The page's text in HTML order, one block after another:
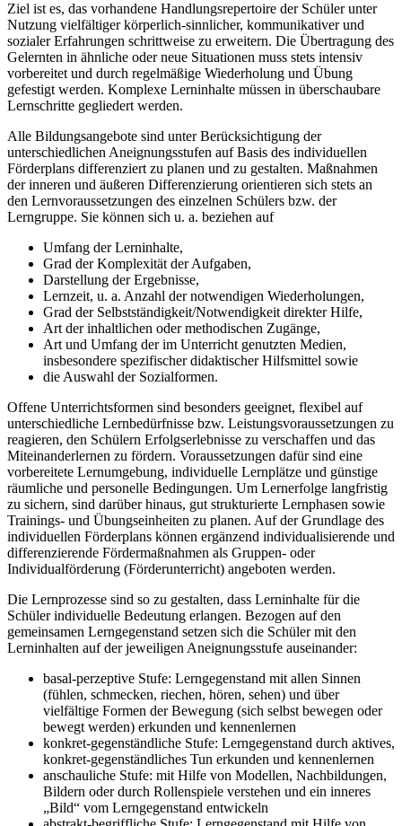
Ziel ist es, das vorhandene Handlungsrepertoire der Schüler unter
Nutzung vielfältiger körperlich-sinnlicher, kommunikativer und
sozialer Erfahrungen schrittweise zu erweitern. Die Übertragung des
Gelernten in ähnliche oder neue Situationen muss stets intensiv
vorbereitet und durch regelmäßige Wiederholung und Übung
gefestigt werden. Komplexe Lerninhalte müssen in überschaubare
Lernschritte gegliedert werden.
Alle Bildungsangebote sind unter Berücksichtigung der
unterschiedlichen Aneignungsstufen auf Basis des individuellen
Förderplans differenziert zu planen und zu gestalten. Maßnahmen
der inneren und äußeren Differenzierung orientieren sich stets an
den Lernvoraussetzungen des einzelnen Schülers bzw. der
Lerngruppe. Sie können sich u. a. beziehen auf
Umfang der Lerninhalte,
Grad der Komplexität der Aufgaben,
Darstellung der Ergebnisse,
Lernzeit, u. a. Anzahl der notwendigen Wiederholungen,
Grad der Selbstständigkeit/Notwendigkeit direkter Hilfe,
Art der inhaltlichen oder methodischen Zugänge,
Art und Umfang der im Unterricht genutzten Medien,
insbesondere spezifischer didaktischer Hilfsmittel sowie
die Auswahl der Sozialformen.
Offene Unterrichtsformen sind besonders geeignet, flexibel auf
unterschiedliche Lernbedürfnisse bzw. Leistungsvoraussetzungen zu
reagieren, den Schülern Erfolgserlebnisse zu verschaffen und das
Miteinanderlernen zu fördern. Voraussetzungen dafür sind eine
vorbereitete Lernumgebung, individuelle Lernplätze und günstige
räumliche und personelle Bedingungen. Um Lernerfolge langfristig
zu sichern, sind darüber hinaus, gut strukturierte Lernphasen sowie
Trainings- und Übungseinheiten zu planen. Auf der Grundlage des
individuellen Förderplans können ergänzend individualisierende und
differenzierende Fördermaßnahmen als Gruppen- oder
Individualförderung (Förderunterricht) angeboten werden.
Die Lernprozesse sind so zu gestalten, dass Lerninhalte für die
Schüler individuelle Bedeutung erlangen. Bezogen auf den
gemeinsamen Lerngegenstand setzen sich die Schüler mit den
Lerninhalten auf der jeweiligen Aneignungsstufe auseinander:
basal-perzeptive Stufe: Lerngegenstand mit allen Sinnen
(fühlen, schmecken, riechen, hören, sehen) und über
vielfältige Formen der Bewegung (sich selbst bewegen oder
bewegt werden) erkunden und kennenlernen
konkret-gegenständliche Stufe: Lerngegenstand durch aktives,
konkret-gegenständliches Tun erkunden und kennenlernen
anschauliche Stufe: mit Hilfe von Modellen, Nachbildungen,
Bildern oder durch Rollenspiele verstehen und ein inneres
„Bild“ vom Lerngegenstand entwickeln